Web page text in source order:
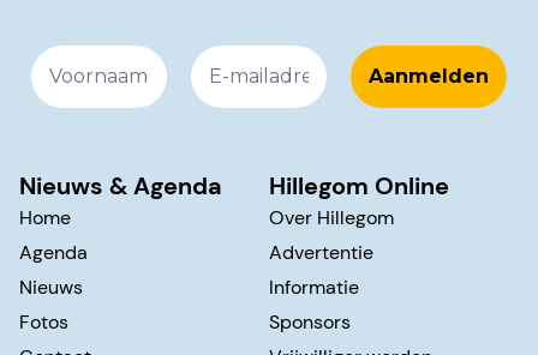
Nieuws & Agenda
Home
Agenda
Nieuws
Fotos
Hillegom Online
Over Hillegom
Advertentie
Informatie
Sponsors